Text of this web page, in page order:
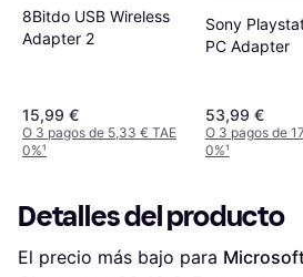
8Bitdo USB Wireless
Adapter 2
15,99 €
O 3 pagos de 5,33 € TAE
0%¹
Sony
PC Adapter
53,99 €
O 3 pagos de
0%¹
Detalles del producto
El precio más bajo para